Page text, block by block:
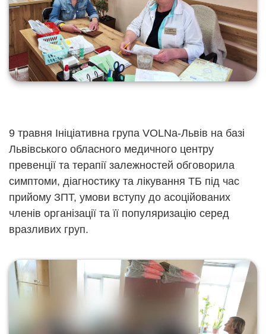
9 травня Ініціативна група VOLNa-Львів на базі
Львівського обласного медичного центру
превенції та терапії залежностей обговорила
симптоми, діагностику та лікування ТБ під час
прийому ЗПТ, умови вступу до асоційованих
членів організації та її популяризацію серед
вразливих груп.